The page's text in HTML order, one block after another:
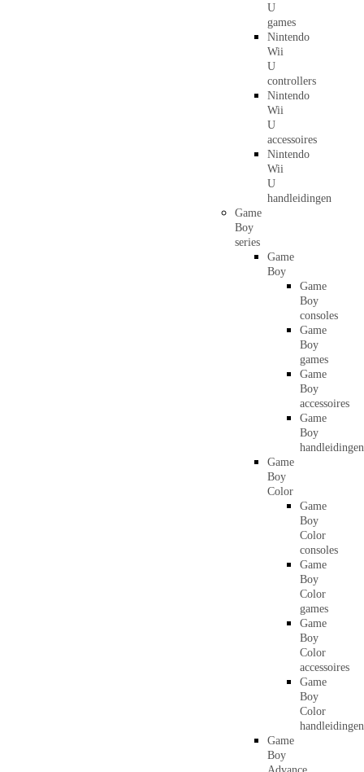
U
games
Nintendo
Wii
U
controllers
Nintendo
Wii
U
accessoires
Nintendo
Wii
U
handleidingen
Game
Boy
series
Game
Boy
Game
Boy
consoles
Game
Boy
games
Game
Boy
accessoires
Game
Boy
handleidingen
Game
Boy
Color
Game
Boy
Color
consoles
Game
Boy
Color
games
Game
Boy
Color
accessoires
Game
Boy
Color
handleidingen
Game
Boy